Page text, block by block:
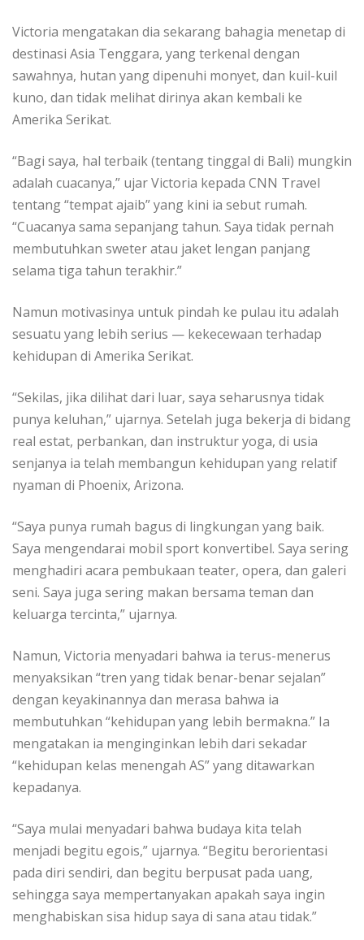
Victoria mengatakan dia sekarang bahagia menetap di
destinasi Asia Tenggara, yang terkenal dengan
sawahnya, hutan yang dipenuhi monyet, dan kuil-kuil
kuno, dan tidak melihat dirinya akan kembali ke
Amerika Serikat.
“Bagi saya, hal terbaik (tentang tinggal di Bali) mungkin
adalah cuacanya,” ujar Victoria kepada CNN Travel
tentang “tempat ajaib” yang kini ia sebut rumah.
“Cuacanya sama sepanjang tahun. Saya tidak pernah
membutuhkan sweter atau jaket lengan panjang
selama tiga tahun terakhir.”
Namun motivasinya untuk pindah ke pulau itu adalah
sesuatu yang lebih serius — kekecewaan terhadap
kehidupan di Amerika Serikat.
“Sekilas, jika dilihat dari luar, saya seharusnya tidak
punya keluhan,” ujarnya. Setelah juga bekerja di bidang
real estat, perbankan, dan instruktur yoga, di usia
senjanya ia telah membangun kehidupan yang relatif
nyaman di Phoenix, Arizona.
“Saya punya rumah bagus di lingkungan yang baik.
Saya mengendarai mobil sport konvertibel. Saya sering
menghadiri acara pembukaan teater, opera, dan galeri
seni. Saya juga sering makan bersama teman dan
keluarga tercinta,” ujarnya.
Namun, Victoria menyadari bahwa ia terus-menerus
menyaksikan “tren yang tidak benar-benar sejalan”
dengan keyakinannya dan merasa bahwa ia
membutuhkan “kehidupan yang lebih bermakna.” Ia
mengatakan ia menginginkan lebih dari sekadar
“kehidupan kelas menengah AS” yang ditawarkan
kepadanya.
“Saya mulai menyadari bahwa budaya kita telah
menjadi begitu egois,” ujarnya. “Begitu berorientasi
pada diri sendiri, dan begitu berpusat pada uang,
sehingga saya mempertanyakan apakah saya ingin
menghabiskan sisa hidup saya di sana atau tidak.”